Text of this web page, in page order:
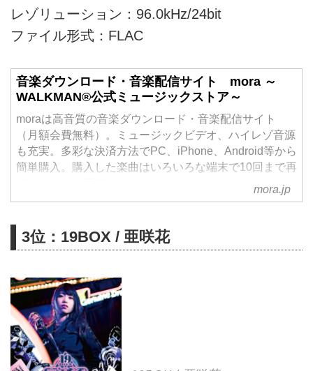
レゾリューション：96.0kHz/24bit
ファイル形式：FLAC
音楽ダウンロード・音楽配信サイト mora ～
WALKMAN®公式ミュージックストア～
moraは高音質の音楽ダウンロード・音楽配信サイト
（月額会費無料）。ミュージックビデオ、ハイレゾ音源
も充実。多彩な決済方法でPC、iPhone、Android等から
簡単購入。購入した楽曲はいろいろな端末で10回まで再
mora.jp
3位：19BOX / 亜咲花